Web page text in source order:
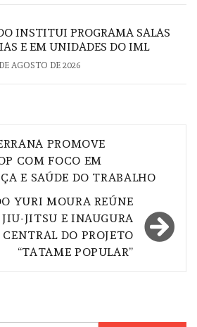
INSTITUI PROGRAMA SALAS
E EM UNIDADES DO IML
AGOSTO DE 2026
PROMOVE
COM FOCO EM
E SAÚDE DO TRABALHO
YURI MOURA REÚNE
JITSU E INAUGURA
CENTRAL DO PROJETO
“TATAME POPULAR”